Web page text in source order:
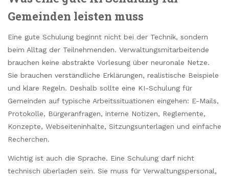
Gemeinden leisten muss
Eine gute Schulung beginnt nicht bei der Technik, sondern
beim Alltag der Teilnehmenden. Verwaltungsmitarbeitende
brauchen keine abstrakte Vorlesung über neuronale Netze.
Sie brauchen verständliche Erklärungen, realistische Beispiele
und klare Regeln. Deshalb sollte eine KI-Schulung für
Gemeinden auf typische Arbeitssituationen eingehen: E-Mails,
Protokolle, Bürgeranfragen, interne Notizen, Reglemente,
Konzepte, Webseiteninhalte, Sitzungsunterlagen und einfache
Recherchen.
Wichtig ist auch die Sprache. Eine Schulung darf nicht
technisch überladen sein. Sie muss für Verwaltungspersonal,